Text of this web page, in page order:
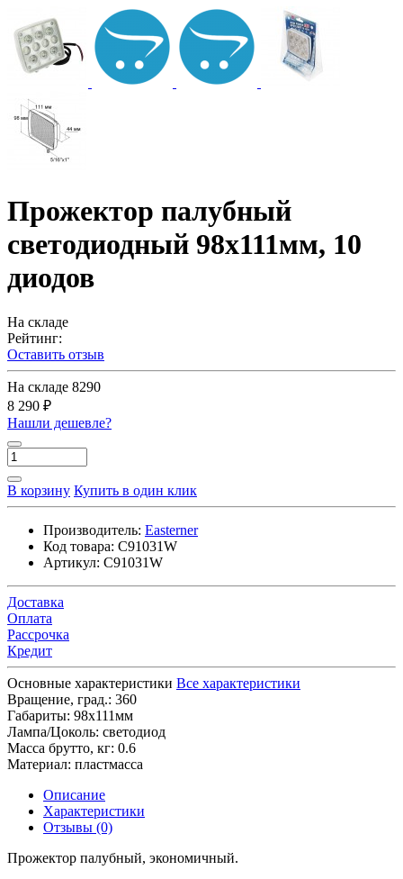
Прожектор палубный
светодиодный 98х111мм, 10
диодов
На складе
Рейтинг:
Оставить отзыв
На складе 8290
8 290 ₽
Нашли дешевле?
В корзину Купить в один клик
Производитель: Easterner
Код товара: C91031W
Артикул: C91031W
Доставка
Оплата
Рассрочка
Кредит
Основные характеристики Все характеристики
Вращение, град.: 360
Габариты: 98х111мм
Лампа/Цоколь: светодиод
Масса брутто, кг: 0.6
Материал: пластмасса
Описание
Характеристики
Отзывы (0)
Прожектор палубный, экономичный.